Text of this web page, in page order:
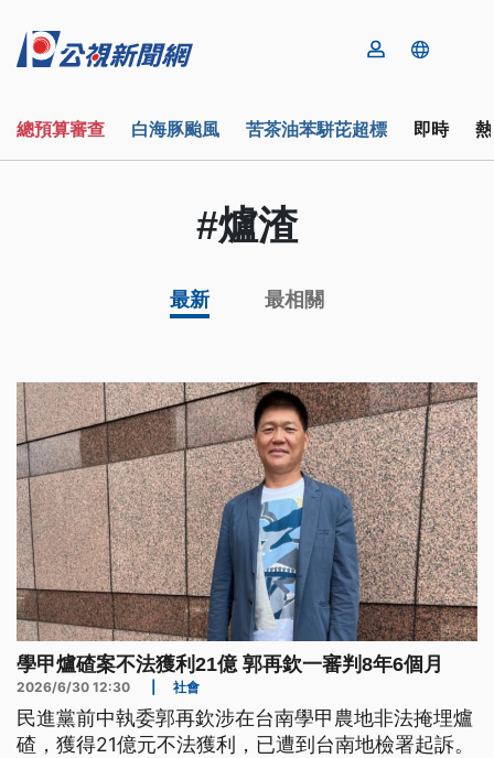
總預算審查 白海豚颱風 苦茶油苯駢芘超標 即時
#爐渣
最新 最相關
學甲爐碴案不法獲利21億 郭再欽一審判8年6個月
2026/6/30 12:30 社會
民進黨前中執委郭再欽涉在台南學甲農地非法掩埋爐
碴，獲得21億元不法獲利，已遭到台南地檢署起訴。